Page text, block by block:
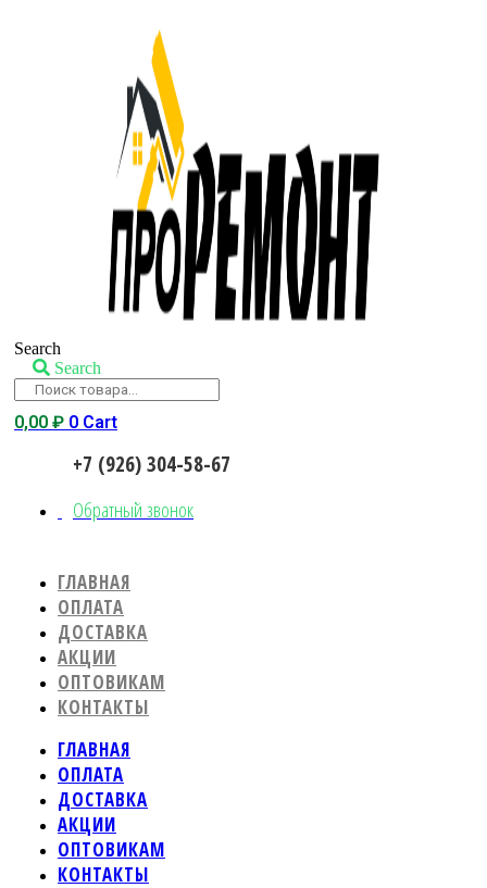
Search
Search
0,00 ₽ 0 Cart
+7 (926) 304-58-67
Обратный звонок
ГЛАВНАЯ
ОПЛАТА
ДОСТАВКА
АКЦИИ
ОПТОВИКАМ
КОНТАКТЫ
ГЛАВНАЯ
ОПЛАТА
ДОСТАВКА
АКЦИИ
ОПТОВИКАМ
КОНТАКТЫ